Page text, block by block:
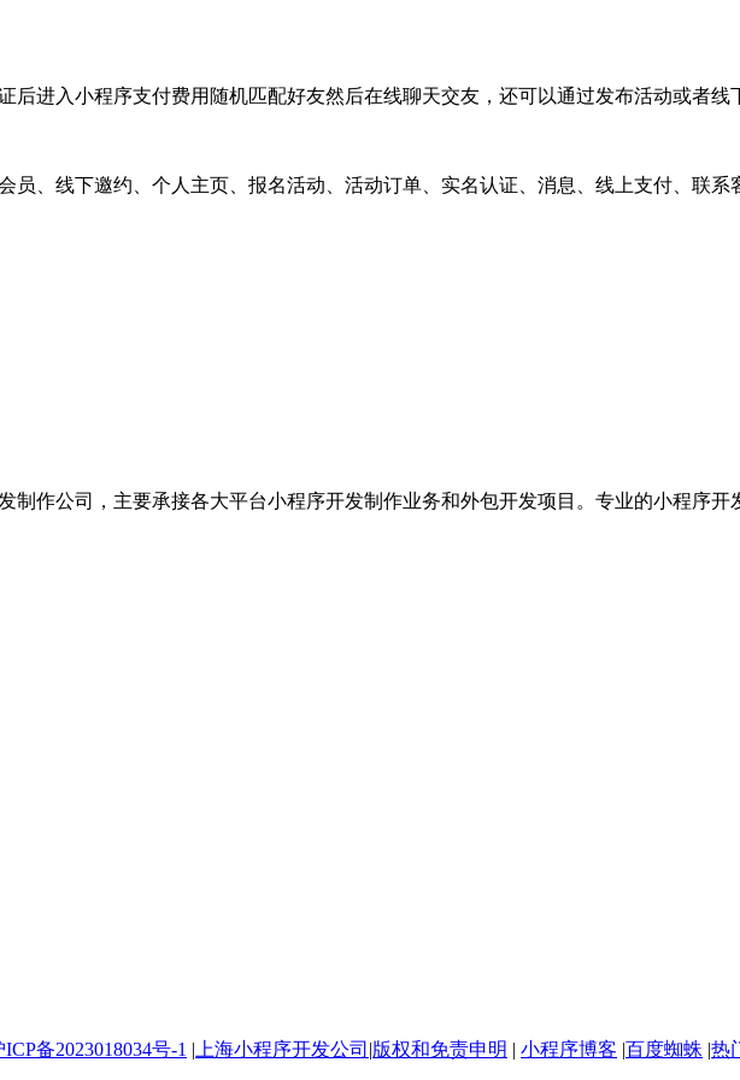
后进入小程序支付费用随机匹配好友然后在线聊天交友，还可以通过发布活动或者线
员、线下邀约、个人主页、报名活动、活动订单、实名认证、消息、线上支付、联系
制作公司，主要承接各大平台小程序开发制作业务和外包开发项目。专业的小程序开
ICP备2023018034号-1 | 上海小程序开发公司 |版权和免责申明 | 小程序博客 |百度蜘蛛 |热